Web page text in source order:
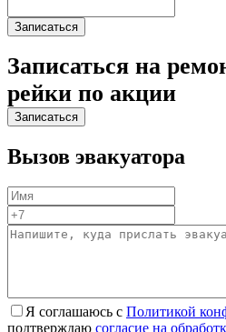
Записаться на
рейки по акции
Вызов эвакуатора
Я соглашаюсь с Политикой
подтверждаю согласие на